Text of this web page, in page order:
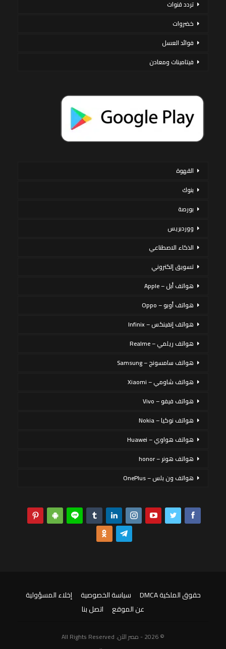
تردد قنوات
خضروات
فوائد العسل
فيتامينات ومعادن
القهوة
بنوك
بورصة
ووردبريس
الذكاء الاصطناعي
تسويق إلكتروني
هواتف أبل – Apple
هواتف أوبو – Oppo
هواتف إنفينكس – Infinix
هواتف ريلمي – Realme
هواتف سامسونج – Samsung
هواتف شاومي – Xiaomi
هواتف فيفو – Vivo
هواتف نوكيا – Nokia
هواتف هواوي – Huawei
هواتف هونر – honor
هواتف ون بلس – OnePlus
حقوق الملكية DMCA سياسة الخصوصية
إخلاء المسؤولية
عن الموقع
اتصل بنا
© 2026 - مصر الآن. All Rights Reserved